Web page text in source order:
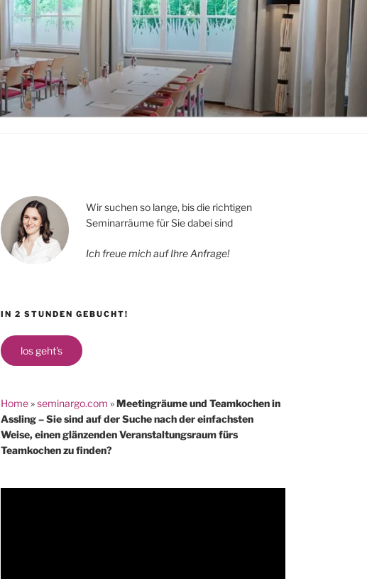
Wir suchen so lange, bis die richtigen
Seminarräume für Sie dabei sind
Ich freue mich auf Ihre Anfrage!
IN 2 STUNDEN GEBUCHT!
los geht's
Home»seminargo.com »Meetingräume und Teamkochen in
Assling – Sie sind auf der Suche nach der einfachsten
Weise, einen glänzenden Veranstaltungsraum fürs
Teamkochen zu finden?